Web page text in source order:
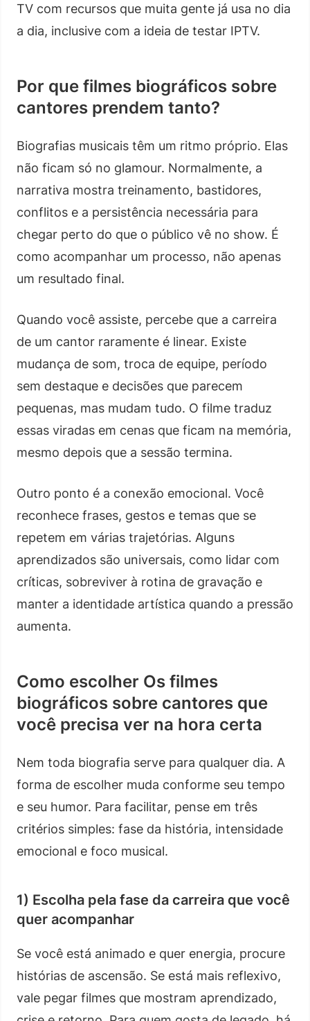
TV com recursos que muita gente já usa no dia
a dia, inclusive com a ideia de testar IPTV.
Por que filmes biográficos sobre
cantores prendem tanto?
Biografias musicais têm um ritmo próprio. Elas
não ficam só no glamour. Normalmente, a
narrativa mostra treinamento, bastidores,
conflitos e a persistência necessária para
chegar perto do que o público vê no show. É
como acompanhar um processo, não apenas
um resultado final.
Quando você assiste, percebe que a carreira
de um cantor raramente é linear. Existe
mudança de som, troca de equipe, período
sem destaque e decisões que parecem
pequenas, mas mudam tudo. O filme traduz
essas viradas em cenas que ficam na memória,
mesmo depois que a sessão termina.
Outro ponto é a conexão emocional. Você
reconhece frases, gestos e temas que se
repetem em várias trajetórias. Alguns
aprendizados são universais, como lidar com
críticas, sobreviver à rotina de gravação e
manter a identidade artística quando a pressão
aumenta.
Como escolher Os filmes
biográficos sobre cantores que
você precisa ver na hora certa
Nem toda biografia serve para qualquer dia. A
forma de escolher muda conforme seu tempo
e seu humor. Para facilitar, pense em três
critérios simples: fase da história, intensidade
emocional e foco musical.
1) Escolha pela fase da carreira que você
quer acompanhar
Se você está animado e quer energia, procure
histórias de ascensão. Se está mais reflexivo,
vale pegar filmes que mostram aprendizado,